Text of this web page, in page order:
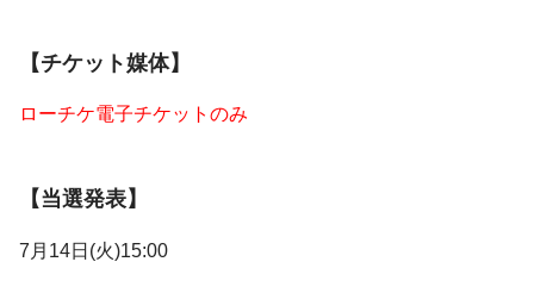
【チケット媒体】
ローチケ電子チケットのみ
【当選発表】
7月14日(火)15:00